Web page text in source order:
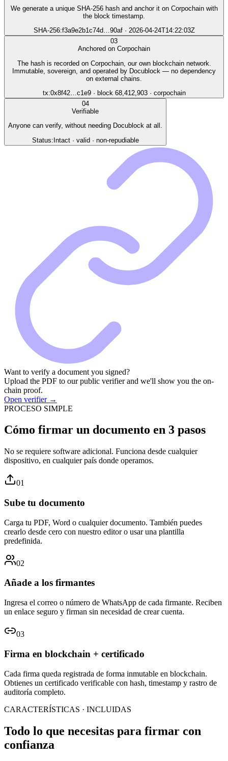
We generate a unique SHA-256 hash and anchor it on Corpochain with
the block timestamp.
SHA-256:f3a9e2b1c74d…90af · 2026-04-24T14:22:03Z
03
Anchored on Corpochain
The hash is recorded on Corpochain, our own blockchain network.
Immutable, sovereign, and operated by Docublock — no dependency
on external chains.
tx:0x8f42…c1e9 · block 68,412,903 · corpochain
04
Verifiable
Anyone can verify, without needing Docublock at all.
Status:Intact · valid · non-repudiable
Want to verify a document you signed?
Upload the PDF to our public verifier and we'll show you the on-
chain proof.
Open verifier →
PROCESO SIMPLE
Cómo firmar un documento en 3 pasos
No se requiere software adicional. Funciona desde cualquier
dispositivo, en cualquier país donde operamos.
01
Sube tu documento
Carga tu PDF, Word o cualquier documento. También puedes
crearlo desde cero con nuestro editor o usar una plantilla
predefinida.
02
Añade a los firmantes
Ingresa el correo o número de WhatsApp de cada firmante. Reciben
un enlace seguro y firman sin necesidad de crear cuenta.
03
Firma en blockchain + certificado
Cada firma queda registrada de forma inmutable en blockchain.
Obtienes un certificado verificable con hash, timestamp y rastro de
auditoría completo.
CARACTERÍSTICAS · INCLUIDAS
Todo lo que necesitas para firmar con
confianza